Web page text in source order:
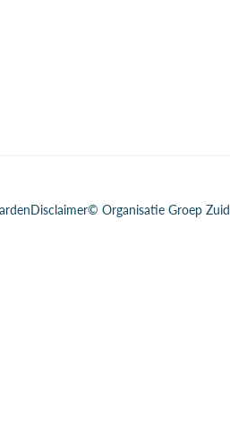
Disclaimer© Organisatie Groep Zuid